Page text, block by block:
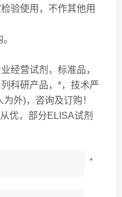
验使用，不作其他用
经营试剂，标准品，
科研产品，*，技术严
外)，咨询及订购！
优，部分ELISA试剂